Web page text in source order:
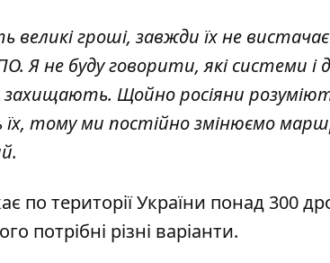
великі гроші, завжди їх не
Я не буду говорити, які системи і
Щойно росіяни
тому ми постійно змінюємо
по території України понад 300
потрібні різні варіанти.